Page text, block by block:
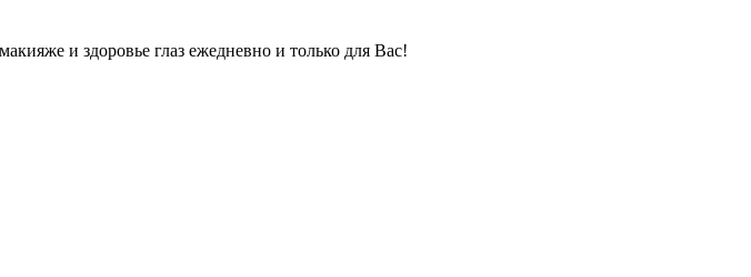
и здоровье глаз ежедневно и только для Вас!